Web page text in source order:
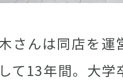
さんは同店を運
て13年間。大